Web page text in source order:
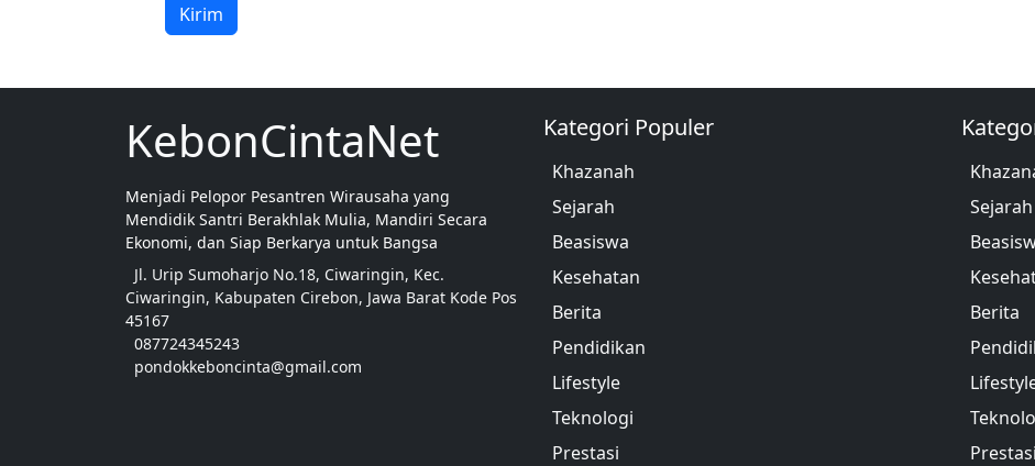
Kirim
KebonCintaNet
Menjadi Pelopor Pesantren Wirausaha yang
Mendidik Santri Berakhlak Mulia, Mandiri Secara
Ekonomi, dan Siap Berkarya untuk Bangsa
Jl. Urip Sumoharjo No.18, Ciwaringin, Kec.
Ciwaringin, Kabupaten Cirebon, Jawa Barat Kode Pos
45167
087724345243
pondokkeboncinta@gmail.com
Kategori Populer
Khazanah
Sejarah
Beasiswa
Kesehatan
Berita
Pendidikan
Lifestyle
Teknologi
Prestasi
Sejarah
Berita
Prestasi